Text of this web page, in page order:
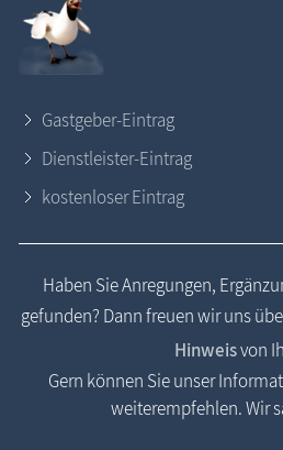
Gastgeber-Eintrag
Dienstleister-Eintrag
kostenloser Eintrag
Haben Sie Anregungen,
gefunden? Dann freuen wir uns
Hinweisvon
Gern können Sie unser
weiterempfehlen. Wir